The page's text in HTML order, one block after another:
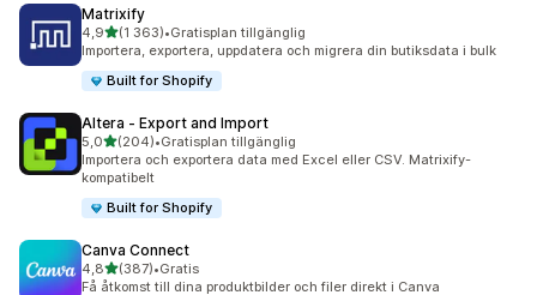
Matrixify
4,9av 5 stjärnor
(1 363)
1363 recensioner totalt
•Gratisplan tillgänglig
Importera, exportera, uppdatera och migrera din butiksdata i bulk
Built for Shopify
Altera ‑ Export and Import
5,0av 5 stjärnor
(204)
204 recensioner totalt
•Gratisplan tillgänglig
Importera och exportera data med Excel eller CSV. Matrixify-
kompatibelt
Built for Shopify
Canva Connect
4,8av 5 stjärnor
(387)
387 recensioner totalt
•Gratis
Få åtkomst till dina produktbilder och filer direkt i Canva